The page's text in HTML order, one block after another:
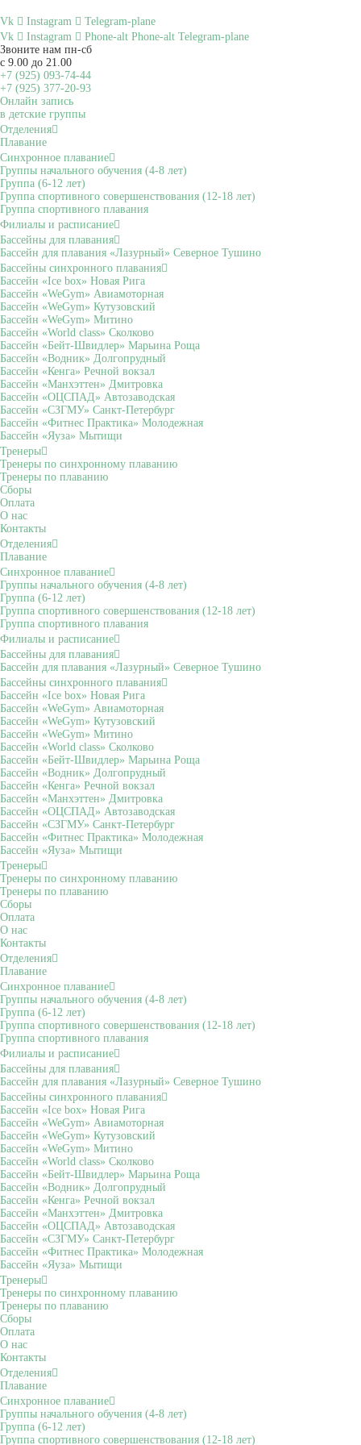
Vk Instagram
Telegram-plane
Vk
Instagram Phone-alt Phone-alt Telegram-plane
Звоните нам пн-сб
с 9.00 до 21.00
+7 (925) 093-74-44
+7 (925) 377-20-93
Онлайн запись
в детские группы
Отделения
Плавание
Синхронное плавание
Группы начального обучения (4-8 лет)
Группа (6-12 лет)
Группа спортивного совершенствования (12-18 лет)
Группа спортивного плавания
Филиалы и расписание
Бассейны для плавания
Бассейн для плавания «Лазурный» Северное Тушино
Бассейны синхронного плавания
Бассейн «Ice box» Новая Рига
Бассейн «WeGym» Авиамоторная
Бассейн «WeGym» Кутузовский
Бассейн «WeGym» Митино
Бассейн «World class» Сколково
Бассейн «Бейт-Швидлер» Марьина Роща
Бассейн «Водник» Долгопрудный
Бассейн «Кенга» Речной вокзал
Бассейн «Манхэттен» Дмитровка
Бассейн «ОЦСПАД» Автозаводская
Бассейн «СЗГМУ» Санкт-Петербург
Бассейн «Фитнес Практика» Молодежная
Бассейн «Яуза» Мытищи
Тренеры
Тренеры по синхронному плаванию
Тренеры по плаванию
Сборы
Оплата
О нас
Контакты
Отделения
Плавание
Синхронное плавание
Группы начального обучения (4-8 лет)
Группа (6-12 лет)
Группа спортивного совершенствования (12-18 лет)
Группа спортивного плавания
Филиалы и расписание
Бассейны для плавания
Бассейн для плавания «Лазурный» Северное Тушино
Бассейны синхронного плавания
Бассейн «Ice box» Новая Рига
Бассейн «WeGym» Авиамоторная
Бассейн «WeGym» Кутузовский
Бассейн «WeGym» Митино
Бассейн «World class» Сколково
Бассейн «Бейт-Швидлер» Марьина Роща
Бассейн «Водник» Долгопрудный
Бассейн «Кенга» Речной вокзал
Бассейн «Манхэттен» Дмитровка
Бассейн «ОЦСПАД» Автозаводская
Бассейн «СЗГМУ» Санкт-Петербург
Бассейн «Фитнес Практика» Молодежная
Бассейн «Яуза» Мытищи
Тренеры
Тренеры по синхронному плаванию
Тренеры по плаванию
Сборы
Оплата
О нас
Контакты
Отделения
Плавание
Синхронное плавание
Группы начального обучения (4-8 лет)
Группа (6-12 лет)
Группа спортивного совершенствования (12-18 лет)
Группа спортивного плавания
Филиалы и расписание
Бассейны для плавания
Бассейн для плавания «Лазурный» Северное Тушино
Бассейны синхронного плавания
Бассейн «Ice box» Новая Рига
Бассейн «WeGym» Авиамоторная
Бассейн «WeGym» Кутузовский
Бассейн «WeGym» Митино
Бассейн «World class» Сколково
Бассейн «Бейт-Швидлер» Марьина Роща
Бассейн «Водник» Долгопрудный
Бассейн «Кенга» Речной вокзал
Бассейн «Манхэттен» Дмитровка
Бассейн «ОЦСПАД» Автозаводская
Бассейн «СЗГМУ» Санкт-Петербург
Бассейн «Фитнес Практика» Молодежная
Бассейн «Яуза» Мытищи
Тренеры
Тренеры по синхронному плаванию
Тренеры по плаванию
Сборы
Оплата
О нас
Контакты
Отделения
Плавание
Синхронное плавание
Группы начального обучения (4-8 лет)
Группа (6-12 лет)
Группа спортивного совершенствования (12-18 лет)